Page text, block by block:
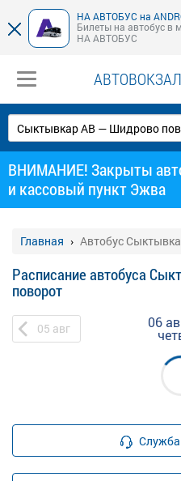
НА АВТОБУС на
Билеты на автобус в
НА АВТОБУС
ВНИМАНИЕ! Закрыты
и кассовый пункт Эжва
Главная Автобус
Расписание автобуса
поворот
05 авг 06